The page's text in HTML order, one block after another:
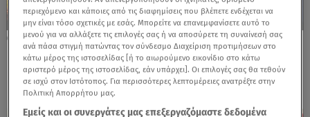
10.07.25, 21:48
Έλληνας επέζησε δύο ημέρες στη θάλασσα
μετά την επίθεση των Χούθι!
περιεχόμενο και κάποιες από τις διαφημίσεις που βλέπετε ενδέχεται να
μην είναι τόσο σχετικές με εσάς. Μπορείτε να επανεμφανίσετε αυτό το
μενού για να αλλάξετε τις επιλογές σας ή να αποσύρετε τη συναίνεσή σας
ανά πάσα στιγμή πατώντας τον σύνδεσμο Διαχείριση προτιμήσεων στο
κάτω μέρος της ιστοσελίδας [ή το αιωρούμενο εικονίδιο στο κάτω
αριστερό μέρος της ιστοσελίδας, εάν υπάρχει]. Οι επιλογές σας θα τεθούν
σε ισχύ στον Ιστότοπος. Για περισσότερες λεπτομέρειες ανατρέξτε στην
Πολιτική Απορρήτου μας.
Εμείς και οι συνεργάτες μας επεξεργαζόμαστε δεδομένα